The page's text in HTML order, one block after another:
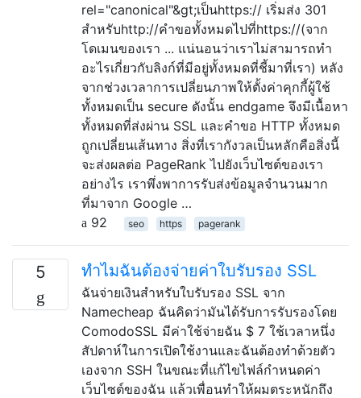
rel="canonical"&gt;เป็นhttps:// เริ่มส่ง 301
สำหรับhttp://คำขอทั้งหมดไปที่https://(จาก
โดเมนของเรา ... แน่นอนว่าเราไม่สามารถทำ
อะไรเกี่ยวกับลิงก์ที่มีอยู่ทั้งหมดที่ชี้มาที่เรา) หลัง
จากช่วงเวลาการเปลี่ยนภาพให้ตั้งค่าคุกกี้ผู้ใช้
ทั้งหมดเป็น secure ดังนั้น endgame จึงมีเนื้อหา
ทั้งหมดที่ส่งผ่าน SSL และคำขอ HTTP ทั้งหมด
ถูกเปลี่ยนเส้นทาง สิ่งที่เรากังวลเป็นหลักคือสิ่งนี้
จะส่งผลต่อ PageRank ไปยังเว็บไซต์ของเรา
อย่างไร เราพึ่งพาการรับส่งข้อมูลจำนวนมาก
ที่มาจาก Google …
92
seo https pagerank
5 ทำไมฉันต้องจ่ายค่าใบรับรอง SSL
ฉันจ่ายเงินสำหรับใบรับรอง SSL จาก
Namecheap ฉันคิดว่ามันได้รับการรับรองโดย
ComodoSSL มีค่าใช้จ่ายฉัน $ 7 ใช้เวลาหนึ่ง
สัปดาห์ในการเปิดใช้งานและฉันต้องทำด้วยตัว
เองจาก SSH ในขณะที่แก้ไขไฟล์กำหนดค่า
เว็บไซต์ของฉัน แล้วเพื่อนทำให้ผมตระหนักถึง